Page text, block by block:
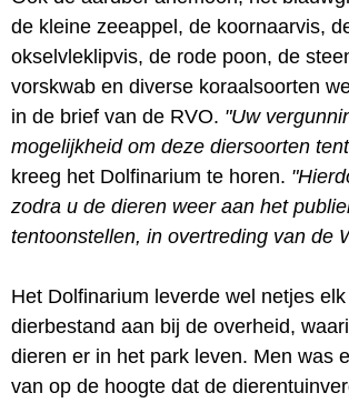
de kleine zeeappel, de koornaarvis,
okselvleklipvis, de rode poon, de
vorskwab en diverse koraalsoorten
in de brief van de RVO. "Uw
mogelijkheid om deze diersoorten
kreeg het Dolfinarium te horen.
zodra u de dieren weer aan het
tentoonstellen, in overtreding van de
Het Dolfinarium leverde wel netjes
dierbestand aan bij de overheid,
dieren er in het park leven. Men was
van op de hoogte dat de